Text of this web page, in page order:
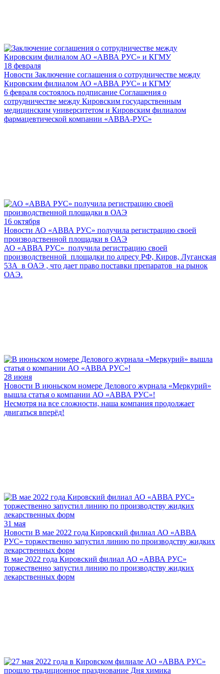
18 февраля
Новости Заключение соглашения о сотрудничестве между
Кировским филиалом АО «АВВА РУС» и КГМУ
6 февраля состоялось подписание Соглашения о
сотрудничестве между Кировским государственным
медицинским университетом и Кировским филиалом
фармацевтической компании «АВВА-РУС»
16 октября
Новости АО «АВВА РУС» получила регистрацию своей
производственной площадки в ОАЭ
АО «АВВА РУС» получила регистрацию своей
производственной площадки по адресу РФ, Киров, Луганская
53А в ОАЭ , что дает право поставки препаратов на рынок
ОАЭ.
28 июня
Новости В июньском номере Делового журнала «Меркурий»
вышла статья о компании АО «АВВА РУС»!
Несмотря на все сложности, наша компания продолжает
двигаться вперёд!
31 мая
Новости В мае 2022 года Кировский филиал АО «АВВА
РУС» торжественно запустил линию по производству жидких
лекарственных форм
В мае 2022 года Кировский филиал АО «АВВА РУС»
торжественно запустил линию по производству жидких
лекарственных форм